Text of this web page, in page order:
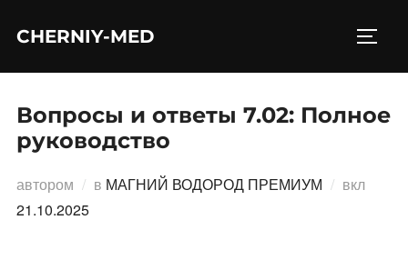
CHERNIY-MED
Вопросы и ответы 7.02: Полное
руководство
автором в МАГНИЙ ВОДОРОД ПРЕМИУМ вкл
21.10.2025